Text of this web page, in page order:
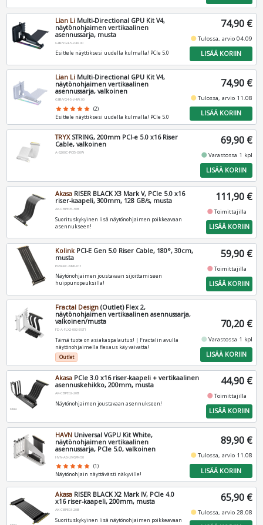
Lian Li Multi-Directional GPU Kit V4,
näytönohjaimen vertikaalinen
asennussarja, musta
G89.VG4-5-V4X.00
Esittele näyttiksesi uudella kulmalla! PCIe 5.0
74,90 €
fiber_manual_recordTulossa, arvio 04.09
LISÄÄ KORIIN
Lian Li Multi-Directional GPU Kit V4,
näytönohjaimen vertikaalinen
asennussarja, valkoinen
G89.VG4-5-V4W.00
star star star star star (2)
Esittele näyttiksesi uudella kulmalla! PCIe 5.0
74,90 €
fiber_manual_recordTulossa, arvio 11.08
LISÄÄ KORIIN
TRYXSTRING, 200mm PCI-e 5.0 x16 Riser
Cable, valkoinen
A-S200C-PCI5-G0W
69,90 €
fiber_manual_recordVarastossa 1 kpl
LISÄÄ KORIIN
Akasa RISER BLACK X3 Mark V, PCIe 5.0 x16
riser-kaapeli, 300mm, 128 GB/s, musta
AK-CBPE05-30B
Suorituskykyinen lisä näytönohjaimen poikkeavaan
asennukseen!
111,90 €
fiber_manual_recordToimittajilla
LISÄÄ KORIIN
Kolink PCI-E Gen 5.0 Riser Cable, 180°, 30cm,
musta
PGW-RC-MRK-011
Näytönohjaimen joustavaan sijoittamiseen
huippunopeuksilla!
59,90 €
fiber_manual_recordToimittajilla
LISÄÄ KORIIN
Fractal Design (Outlet) Flex 2,
näytönohjaimen vertikaalinen asennussarja,
valkoinen/musta
FD-A-FLX2-002-BST1
Tämä tuote on asiakaspalautus! | Fractalin avulla
näytönohjaimella flexaus käy vaivatta!
Outlet
70,20 €
fiber_manual_record Varastossa 1 kpl
LISÄÄ KORIIN
Akasa PCIe 3.0 x16 riser-kaapeli + vertikaalinen
asennuskehikko, 200mm, musta
AK-CBPE02-20B
Näytönohjaimen joustavaan asennukseen!
44,90 €
fiber_manual_recordToimittajilla
LISÄÄ KORIIN
HAVN Universal VGPU Kit White,
näytönohjaimen vertikaalinen
asennussarja, PCIe 5.0, valkoinen
HVN-AS-UVGPK-50
star star star star star (1)
Näytönohjain näyttävästi näkyville!
89,90 €
fiber_manual_recordTulossa, arvio 11.08
LISÄÄ KORIIN
Akasa RISER BLACK X2 Mark IV, PCIe 4.0
x16 riser-kaapeli, 200mm, musta
AK-CBPE03-20B
Suorituskykyinen lisä näytönohjaimen poikkeavaan
65,90 €
fiber_manual_recordTulossa, arvio 28.08